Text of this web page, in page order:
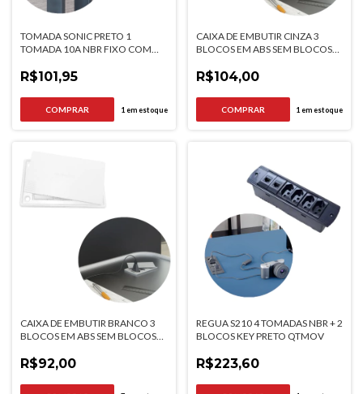
TOMADA SONIC PRETO 1
TOMADA 10A NBR FIXO COM
R$101,95
1 em estoque
CAIXA DE EMBUTIR CINZA 3
BLOCOS EM ABS SEM BLOCOS
R$104,00
1 em estoque
CAIXA DE EMBUTIR BRANCO 3
BLOCOS EM ABS SEM BLOCOS
R$92,00
REGUA S210 4 TOMADAS NBR + 2
BLOCOS KEY PRETO QTMOV
R$223,60